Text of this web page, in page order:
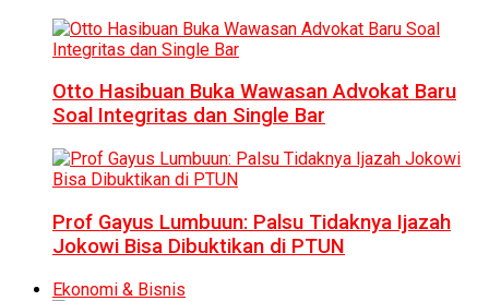
Otto Hasibuan Buka Wawasan Advokat Baru
Soal Integritas dan Single Bar
Prof Gayus Lumbuun: Palsu Tidaknya Ijazah
Jokowi Bisa Dibuktikan di PTUN
Ekonomi & Bisnis